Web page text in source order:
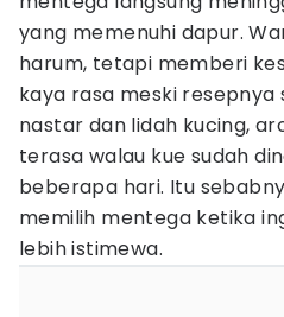
yang memenuhi dapur.
harum, tetapi memberi
kaya rasa meski resepnya
nastar dan lidah kucing,
terasa walau kue sudah
beberapa hari. Itu
memilih mentega ketika
lebih istimewa.